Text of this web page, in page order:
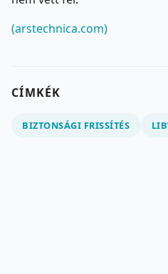
(arstechnica.com)
CÍMKÉK
BIZTONSÁGI FRISSÍTÉS